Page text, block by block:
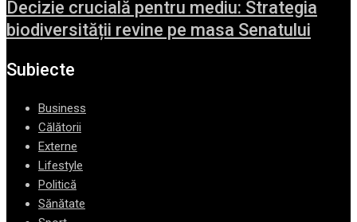
Decizie crucială pentru mediu: Strategia
biodiversității revine pe masa Senatului
Subiecte
Business
Călătorii
Externe
Lifestyle
Politică
Sănătate